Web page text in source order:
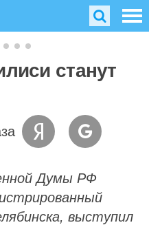
станут
Думы РФ
выступил